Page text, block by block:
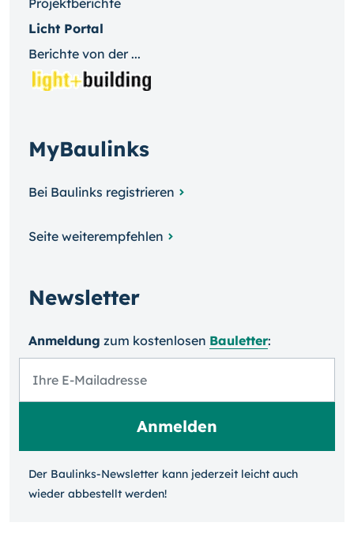
Projektberichte
Licht Portal
Berichte von der ...
MyBaulinks
Bei Baulinks registrieren
Seite weiterempfehlen
Newsletter
Anmeldung zum kosten­losen Bauletter:
Der Baulinks-Newsletter kann jeder­zeit leicht auch
wieder ab­bestellt werden!